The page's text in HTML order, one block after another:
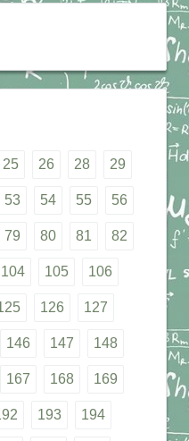
25 26 28 29
53 54 55 56
79 80 81 82
104 105 106
126 127
146 147 148
167 168 169
193 194